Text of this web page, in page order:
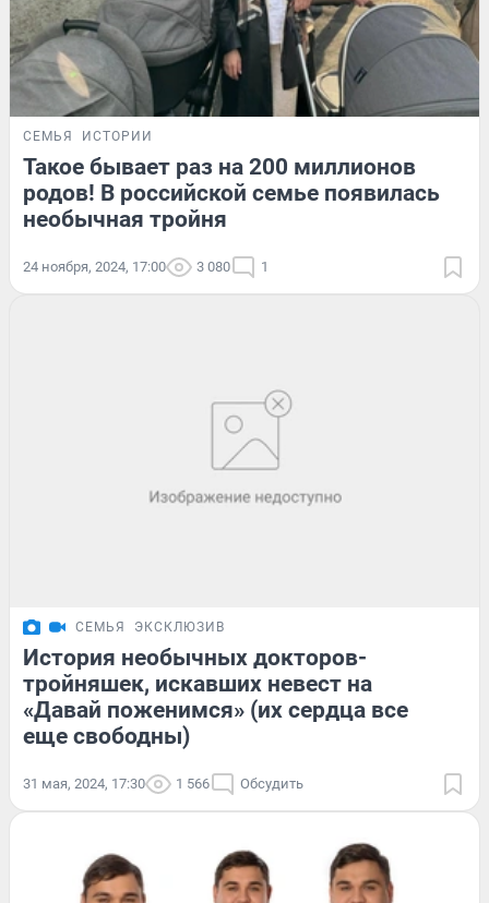
СЕМЬЯ ИСТОРИИ
Такое бывает раз на 200 миллионов
родов! В российской семье появилась
необычная тройня
24 ноября, 2024, 17:00 3 080 1
СЕМЬЯ ЭКСКЛЮЗИВ
История необычных докторов-
тройняшек, искавших невест на
«Давай поженимся» (их сердца все
еще свободны)
31 мая, 2024, 17:30 1 566 Обсудить